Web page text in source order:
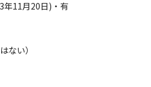
11月20日)・有
ない）